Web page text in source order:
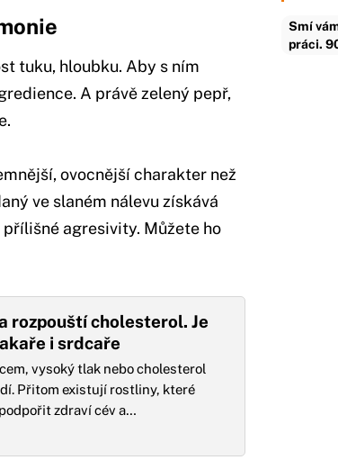
tuku, hloubku. Aby s ním
A právě zelený pepř,
ovocnější charakter než
ve slaném nálevu získává
agresivity. Můžete ho
rozpouští cholesterol. Je
i srdcaře
vysoký tlak nebo cholesterol
Přitom existují rostliny, které
zdraví cév a…
Smí
práci.